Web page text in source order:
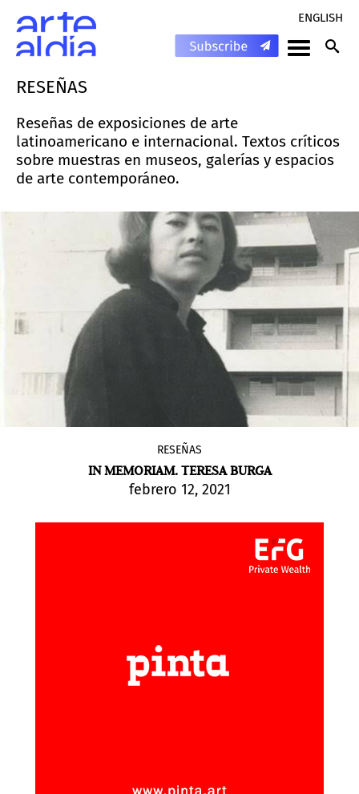
ENGLISH
RESEÑAS
Reseñas de exposiciones de arte
latinoamericano e internacional. Textos críticos
sobre muestras en museos, galerías y espacios
de arte contemporáneo.
RESEÑAS
IN MEMORIAM. TERESA BURGA
febrero 12, 2021